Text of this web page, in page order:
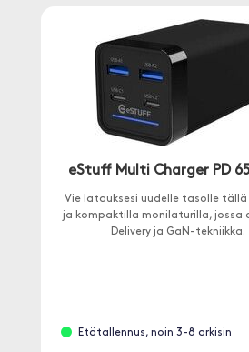
eStuff Multi Charger PD
Vie latauksesi uudelle tasolle tällä
ja kompaktilla monilaturilla, jossa
Delivery ja GaN-tekniikka.
Etätallennus, noin 3-8 arkisin